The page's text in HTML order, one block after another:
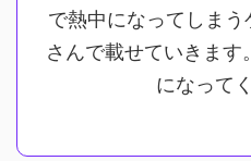
で熱中になってしまう
さんで載せていきま
になって